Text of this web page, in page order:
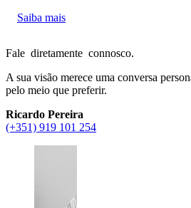
Saiba mais
Fale diretamente connosco.
A sua visão merece uma conversa
pelo meio que preferir.
Ricardo Pereira
(+351) 919 101 254